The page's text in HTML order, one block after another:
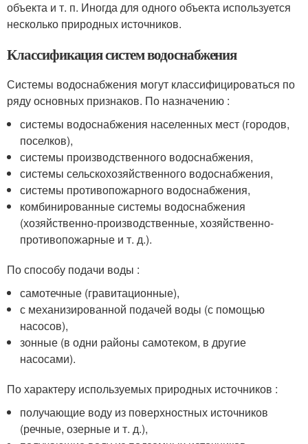
объекта и т. п. Иногда для одного объекта используется
несколько природных источников.
Классификация систем водоснабжения
Системы водоснабжения могут классифицироваться по
ряду основных признаков. По назначению :
системы водоснабжения населенных мест (городов,
поселков),
системы производственного водоснабжения,
системы сельскохозяйственного водоснабжения,
системы противопожарного водоснабжения,
комбинированные системы водоснабжения
(хозяйственно-производственные, хозяйственно-
противопожарные и т. д.).
По способу подачи воды :
самотечные (гравитационные),
с механизированной подачей воды (с помощью
насосов),
зонные (в одни районы самотеком, в другие
насосами).
По характеру используемых природных источников :
получающие воду из поверхностных источников
(речные, озерные и т. д.),